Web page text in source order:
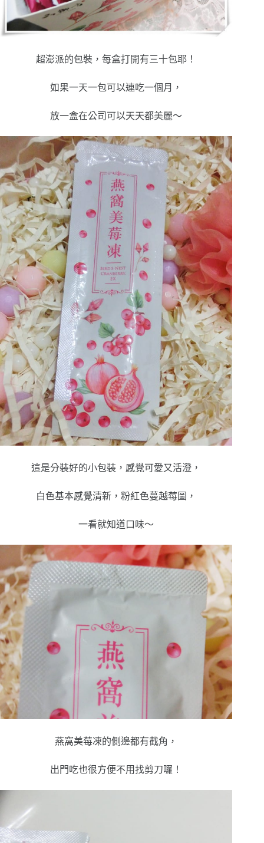
超澎派的包裝，每盒打開有三十包耶！
如果一天一包可以連吃一個月，
放一盒在公司可以天天都美麗～
這是分裝好的小包裝，感覺可愛又活澄，
白色基本感覺清新，粉紅色蔓越莓圖，
一看就知道口味～
燕窩美莓凍的側邊都有截角，
出門吃也很方便不用找剪刀囉！